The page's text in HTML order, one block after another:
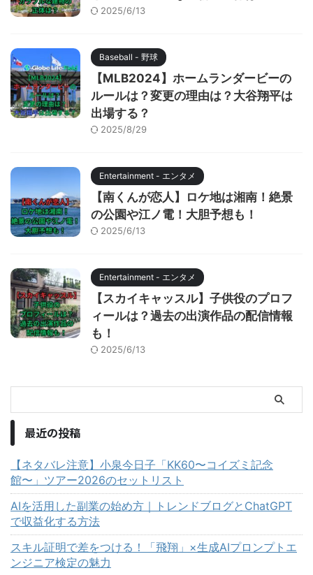
2025/6/13
Baseball - 野球
【MLB2024】ホームランダービーの
ルールは？変更の理由は？大谷翔平は
出場する？
2025/8/29
Entertainment - エンタメ
【南くんが恋人】ロケ地は湘南！絶景
の公園や江ノ電！大胆予想も！
2025/6/13
Entertainment - エンタメ
【スカイキャッスル】子供役のプロフ
ィールは？過去の出演作品の配信情報
も！
2025/6/13
最近の投稿
【ネタバレ注意】小泉今日子「KK60〜コイズミ記念
館〜」ツアー2026のセットリスト
AIを活用した副業の始め方｜トレンドブログとChatGPT
で収益化する方法
スキル証明で差をつける！「飛翔」×生成AIプロンプトエ
ンジニア検定の魅力